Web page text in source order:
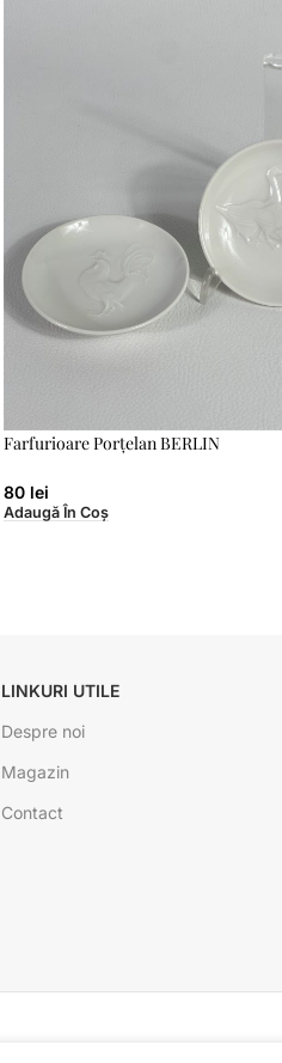
Farfurioare Porțelan BERLIN
80 lei
Adaugă În Coș
LINKURI UTILE
Despre noi
Magazin
Contact